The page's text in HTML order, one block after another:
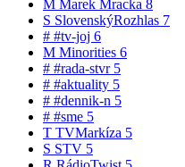
M Marek Mracka 8
S SlovenskýRozhlas 7
# #tv-joj 6
M Minorities 6
# #rada-stvr 5
# #aktuality 5
# #dennik-n 5
# #sme 5
T TVMarkíza 5
S STV 5